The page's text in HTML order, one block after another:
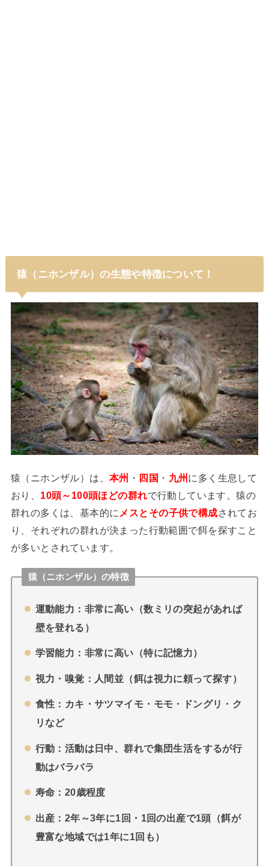
猿（ニホンザル）の生態や特徴について！
猿（ニホンザル）は、本州 ・ 四国 ・ 九州 に多く生息して
おり、 10頭～100頭ほどの群れで行動しています。猿の
群れの多くは、基本的に メスとその子供で構成されてお
り、それぞれの群れが決まった行動範囲で餌を探すこと
が多いとされています。
猿（ニホンザル）の特徴
運動能力：非常に高い（数ミリの突起があれば
壁を登れる）
学習能力：非常に高い（特に記憶力）
視力・嗅覚：人間並（餌は視力に頼って探す）
食性：カキ・サツマイモ・モモ・ドングリ・ク
リなど
行動：活動は日中、群れで集団生活をするが行
動はバラバラ
寿命：20歳程度
出産：2年～3年に1回・1回の出産で1頭（餌が
豊富な地域では1年に1回も）